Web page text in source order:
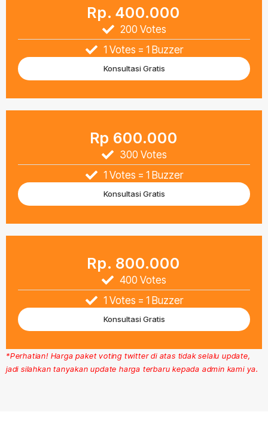
Rp. 400.000
200 Votes
1 Votes = 1 Buzzer
Konsultasi Gratis
Rp 600.000
300 Votes
1 Votes = 1 Buzzer
Konsultasi Gratis
Rp. 800.000
400 Votes
1 Votes = 1 Buzzer
Konsultasi Gratis
*Perhatian! Harga paket voting twitter di atas tidak selalu update,
jadi silahkan tanyakan update harga terbaru kepada admin kami ya.